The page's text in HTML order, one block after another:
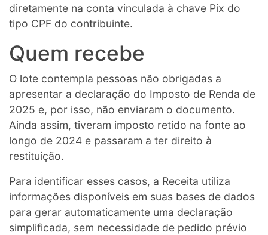
diretamente na conta vinculada à chave Pix do
tipo CPF do contribuinte.
Quem recebe
O lote contempla pessoas não obrigadas a
apresentar a declaração do Imposto de Renda de
2025 e, por isso, não enviaram o documento.
Ainda assim, tiveram imposto retido na fonte ao
longo de 2024 e passaram a ter direito à
restituição.
Para identificar esses casos, a Receita utiliza
informações disponíveis em suas bases de dados
para gerar automaticamente uma declaração
simplificada, sem necessidade de pedido prévio